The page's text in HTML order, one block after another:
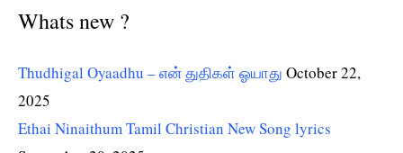
Whats new ?
Thudhigal Oyaadhu – என் துதிகள் ஓயாது October 22,
2025
Ethai Ninaithum Tamil Christian New Song lyrics